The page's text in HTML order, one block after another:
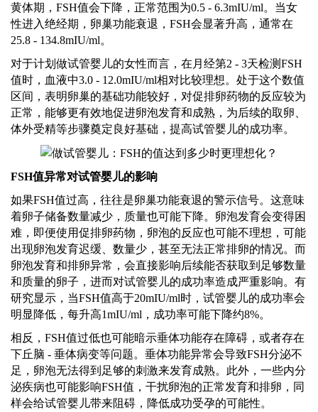
黄体期，FSH值会下降，正常范围为0.5 - 6.3mIU/ml。当女
性进入绝经期，卵巢功能衰退，FSH会显著升高，通常在
25.8 - 134.8mIU/ml。
对于计划做试管婴儿的女性而言，在月经第2 - 3天检测FSH
值时，血液中3.0 - 12.0mIU/ml相对比较理想。处于这个数值
区间，表明卵巢的基础功能较好，对促排卵药物的反应较为
正常，能够更有效地促进卵泡发育和成熟，为后续的取卵、
体外受精等步骤奠定良好基础，提高试管婴儿的成功率。
FSH值异常对试管婴儿的影响
如果FSH值过高，往往是卵巢功能衰退的警示信号。这意味
着卵子储备数量减少，质量也可能下降。卵泡发育会变得困
难，即便使用促排卵药物，卵泡的反应也可能不理想，可能
出现卵泡发育迟缓、数量少，甚至无法正常排卵的情况。而
卵泡发育和排卵异常，会直接影响后续能否获取到足够数量
和质量的卵子，进而对试管婴儿的成功率造成严重影响。有
研究显示，当FSH值高于20mIU/ml时，试管婴儿的成功率会
明显降低，每升高1mIU/ml，成功率可能下降约8%。
相反， FSH值过低也可能暗示垂体功能存在障碍，或者存在
下丘脑 - 垂体病变等问题。垂体功能异常会导致FSH分泌不
足，卵泡无法得到足够的刺激来发育成熟。此外，一些内分
泌疾病也可能影响FSH值，干扰卵泡的正常发育和排卵，同
样会给试管婴儿带来阻碍，降低成功受孕的可能性。